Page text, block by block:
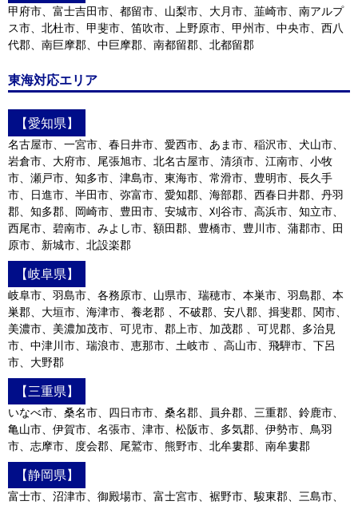
甲府市、富士吉田市、都留市、山梨市、大月市、韮崎市、南アルプ
ス市、北杜市、甲斐市、笛吹市、上野原市、甲州市、中央市、西八
代郡、南巨摩郡、中巨摩郡、南都留郡、北都留郡
東海対応エリア
【愛知県】
名古屋市、一宮市、春日井市、愛西市、あま市、稲沢市、犬山市、
岩倉市、大府市、尾張旭市、北名古屋市、清須市、江南市、小牧
市、瀬戸市、知多市、津島市、東海市、常滑市、豊明市、長久手
市、日進市、半田市、弥富市、愛知郡、海部郡、西春日井郡、丹羽
郡、知多郡、岡崎市、豊田市、安城市、刈谷市、高浜市、知立市、
西尾市、碧南市、みよし市、額田郡、豊橋市、豊川市、蒲郡市、田
原市、新城市、北設楽郡
【岐阜県】
岐阜市、羽島市、各務原市、山県市、瑞穂市、本巣市、羽島郡、本
巣郡、大垣市、海津市、養老郡 、不破郡、安八郡、揖斐郡、関市、
美濃市、美濃加茂市、可児市、郡上市、加茂郡 、可児郡、多治見
市、中津川市、瑞浪市、恵那市、土岐市 、高山市、飛騨市、下呂
市、大野郡
【三重県】
いなべ市、桑名市、四日市市、桑名郡、員弁郡、三重郡、鈴鹿市、
亀山市、伊賀市、名張市、津市、松阪市、多気郡、伊勢市、鳥羽
市、志摩市、度会郡、尾鷲市、熊野市、北牟婁郡、南牟婁郡
【静岡県】
富士市、沼津市、御殿場市、富士宮市、裾野市、駿東郡、三島市、